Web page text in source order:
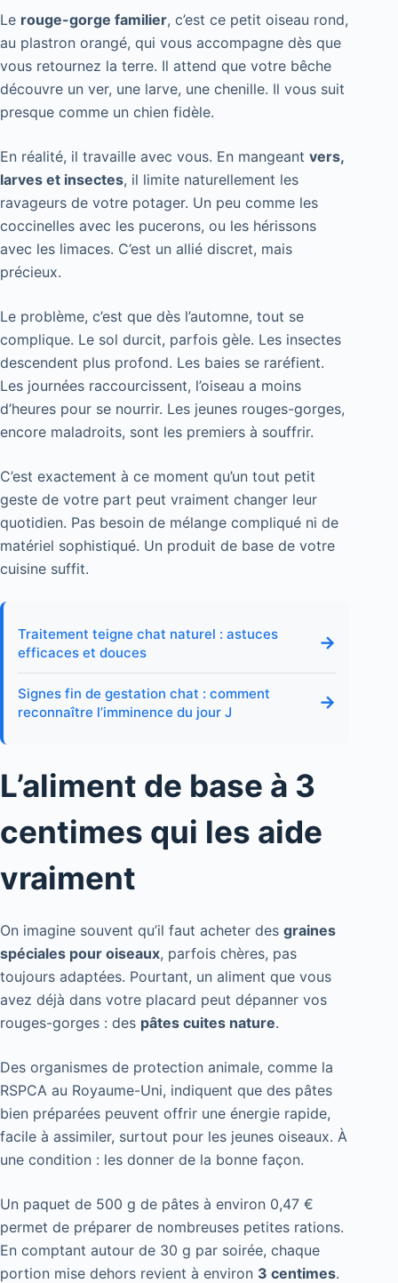
Le rouge-gorge familier, c’est ce petit oiseau rond,
au plastron orangé, qui vous accompagne dès que
vous retournez la terre. Il attend que votre bêche
découvre un ver, une larve, une chenille. Il vous suit
presque comme un chien fidèle.
En réalité, il travaille avec vous. En mangeant vers,
larves et insectes, il limite naturellement les
ravageurs de votre potager. Un peu comme les
coccinelles avec les pucerons, ou les hérissons
avec les limaces. C’est un allié discret, mais
précieux.
Le problème, c’est que dès l’automne, tout se
complique. Le sol durcit, parfois gèle. Les insectes
descendent plus profond. Les baies se raréfient.
Les journées raccourcissent, l’oiseau a moins
d’heures pour se nourrir. Les jeunes rouges-gorges,
encore maladroits, sont les premiers à souffrir.
C’est exactement à ce moment qu’un tout petit
geste de votre part peut vraiment changer leur
quotidien. Pas besoin de mélange compliqué ni de
matériel sophistiqué. Un produit de base de votre
cuisine suffit.
Traitement teigne chat naturel : astuces
efficaces et douces
→
Signes fin de gestation chat : comment
reconnaître l’imminence du jour J
→
L’aliment de base à 3
centimes qui les aide
vraiment
On imagine souvent qu’il faut acheter des graines
spéciales pour oiseaux, parfois chères, pas
toujours adaptées. Pourtant, un aliment que vous
avez déjà dans votre placard peut dépanner vos
rouges-gorges : des pâtes cuites nature.
Des organismes de protection animale, comme la
RSPCA au Royaume-Uni, indiquent que des pâtes
bien préparées peuvent offrir une énergie rapide,
facile à assimiler, surtout pour les jeunes oiseaux. À
une condition : les donner de la bonne façon.
Un paquet de 500 g de pâtes à environ 0,47 €
permet de préparer de nombreuses petites rations.
En comptant autour de 30 g par soirée, chaque
portion mise dehors revient à environ 3 centimes.